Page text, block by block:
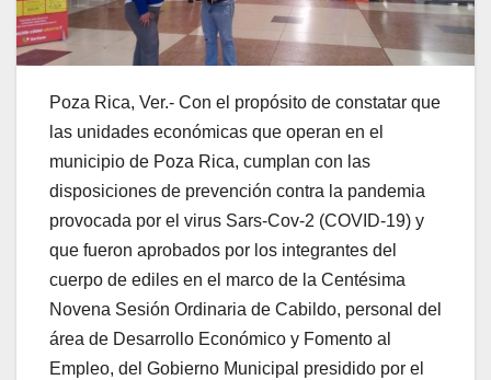
Poza Rica, Ver.- Con el propósito de constatar que
las unidades económicas que operan en el
municipio de Poza Rica, cumplan con las
disposiciones de prevención contra la pandemia
provocada por el virus Sars-Cov-2 (COVID-19) y
que fueron aprobados por los integrantes del
cuerpo de ediles en el marco de la Centésima
Novena Sesión Ordinaria de Cabildo, personal del
área de Desarrollo Económico y Fomento al
Empleo, del Gobierno Municipal presidido por el